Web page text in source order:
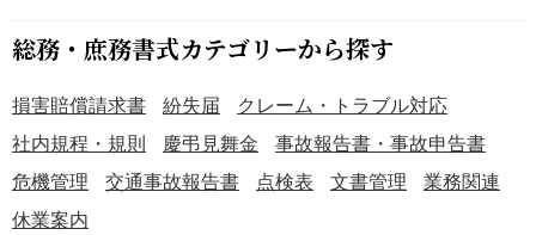
条件で受け取れる内容となっています。 届出の手続きや必
ので、会社側も安心して運用できます。 新しく慶弔見舞金
制度を設けたい会社はもちろん、既存の規程を見直してダ
イバーシティ対応を進めたい会社にもお使いいただけま
す。 Word形式でのご提供ですので、自社の支給金額や届出
期限など、必要に応じて自由に編集してご利用ください。
総務・庶務書式カテゴリーから探す
損害賠償請求書 紛失届
クレーム・トラブル対応
社内規程・規則
慶弔見舞金
事故報告書・事故申告書
危機管理
交通事故報告書 点検表 文書管理
業務関連
休業案内